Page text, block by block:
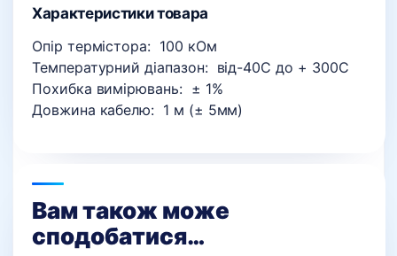
Характеристики товара
Опір термістора: 100 кОм
Температурний діапазон: від-40С до + 300С
Похибка вимірювань: ± 1%
Довжина кабелю: 1 м (± 5мм)
Вам також може
сподобатися…